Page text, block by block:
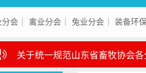
分会 禽业分会 兔业分会 装备环
关于统一规范山东省畜牧协会